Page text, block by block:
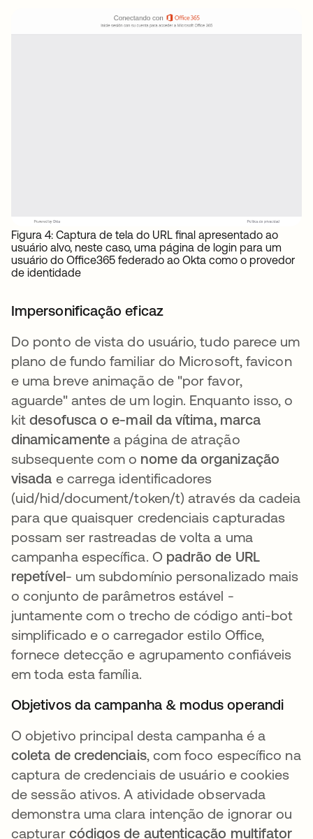
Figura 4: Captura de tela do URL final apresentado ao
usuário alvo, neste caso, uma página de login para um
usuário do Office365 federado ao Okta como o provedor
de identidade
Impersonificação eficaz
Do ponto de vista do usuário, tudo parece um
plano de fundo familiar do Microsoft, favicon
e uma breve animação de "por favor,
aguarde" antes de um login. Enquanto isso, o
kitdesofusca o e-mail da vítima, marca
dinamicamente a página de atração
subsequente com o nome da organização
visada e carrega identificadores
(uid/hid/document/token/t) através da cadeia
para que quaisquer credenciais capturadas
possam ser rastreadas de volta a uma
campanha específica. O padrão de URL
repetível- um subdomínio personalizado mais
o conjunto de parâmetros estável -
juntamente com o trecho de código anti-bot
simplificado e o carregador estilo Office,
fornece detecção e agrupamento confiáveis
em toda esta família.
Objetivos da campanha & modus operandi
O objetivo principal desta campanha é a
coleta de credenciais, com foco específico na
captura de credenciais de usuário e cookies
de sessão ativos. A atividade observada
demonstra uma clara intenção de ignorar ou
capturar códigos de autenticação multifator